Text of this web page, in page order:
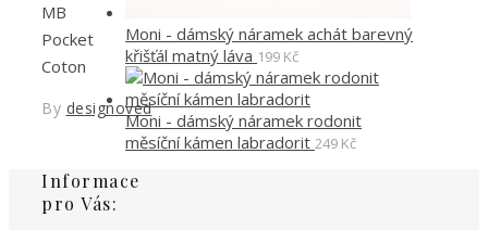
MB
Pocket
Coton
By designoved
Moni - dámský náramek achát barevný
křišťál matný láva 199 Kč
Moni - dámský náramek rodonit
měsíční kámen labradorit 249 Kč
Informace
pro Vás: